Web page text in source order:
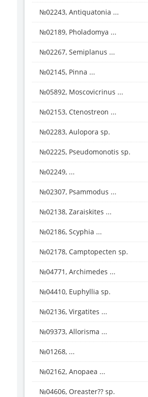
№02243, Antiquatonia ...
№02189, Pholadomya ...
№02267, Semiplanus ...
№02145, Pinna ...
№05892, Moscovicrinus ...
№02153, Ctenostreon ...
№02283, Aulopora sp.
№02225, Pseudomonotis sp.
№02249, ...
№02307, Psammodus ...
№02138, Zaraiskites ...
№02186, Scyphia ...
№02178, Camptopecten sp.
№04771, Archimedes ...
№04410, Euphyllia sp.
№02136, Virgatites ...
№09373, Allorisma ...
№01268, ...
№02162, Anopaea ...
№04606, Oreaster?? sp.